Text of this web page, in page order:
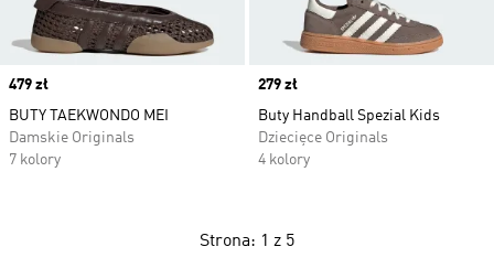
Price
479 zł
BUTY TAEKWONDO MEI
Damskie Originals
7 kolory
Price
279 zł
Buty Handball Spezial Kids
Dziecięce Originals
4 kolory
Strona: 1 z 5